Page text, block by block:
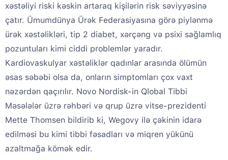
xəstəliyi riski kəskin artaraq kişilərin risk səviyyəsinə
çatır. Ümumdünya Ürək Federasiyasına görə piylənmə
ürək xəstəlikləri, tip 2 diabet, xərçəng və psixi sağlamlıq
pozuntuları kimi ciddi problemlər yaradır.
Kardiovaskulyar xəstəliklər qadınlar arasında ölümün
əsas səbəbi olsa da, onların simptomları çox vaxt
nəzərdən qaçırılır. Novo Nordisk-in Qlobal Tibbi
Məsələlər üzrə rəhbəri və qrup üzrə vitse-prezidenti
Mette Thomsen bildirib ki, Wegovy ilə çəkinin idarə
edilməsi bu kimi tibbi fəsadları və miqren yükünü
azaltmağa kömək edir.